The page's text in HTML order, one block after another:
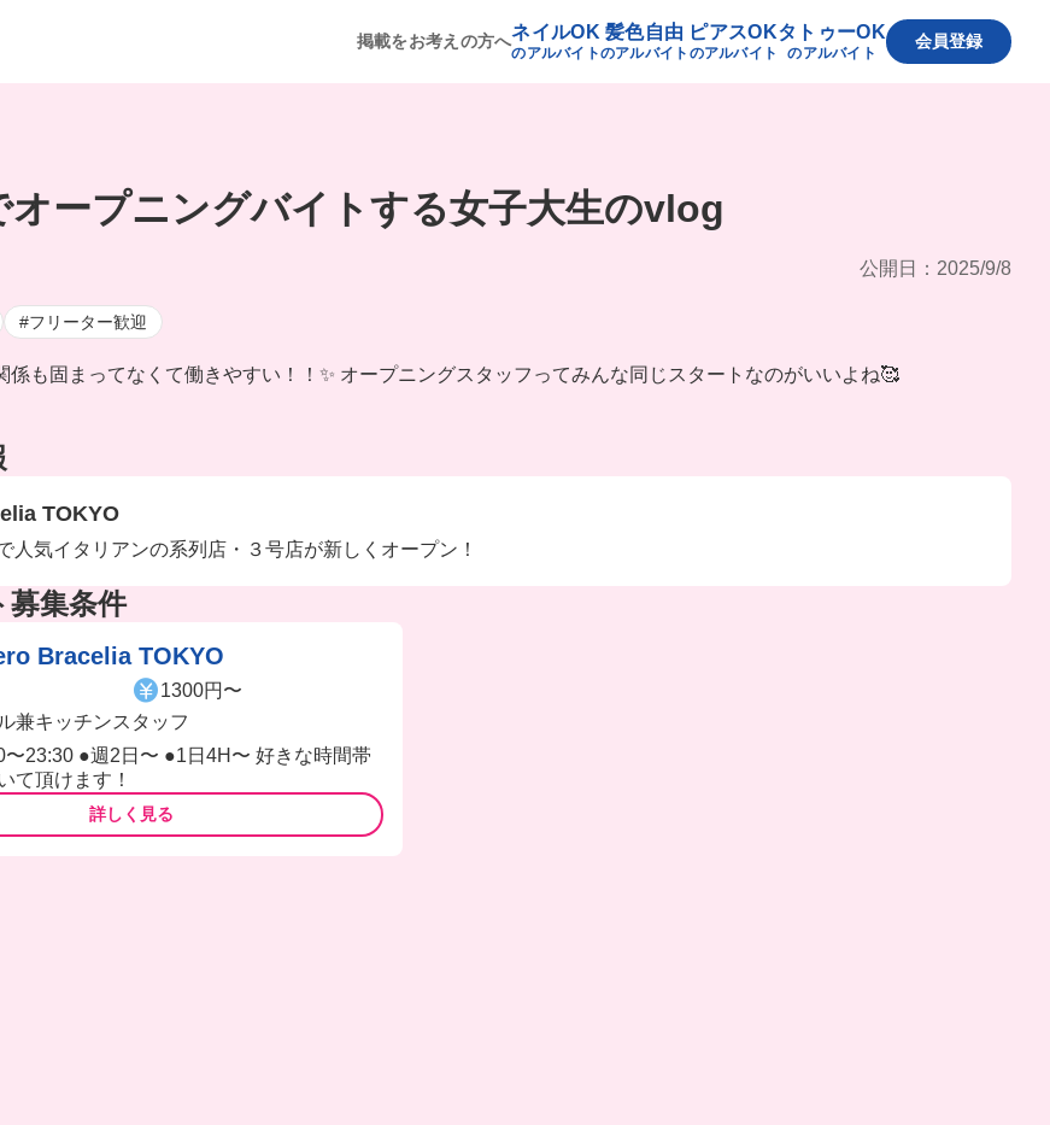
掲載をお考えの方へネイルOK
のアルバイト
髪色自由
のアルバイト
ピアスOK
のアルバイト
タトゥーOK
のアルバイト
会員登録
ープニングバイトする女子大生のvlog
公開日：2025/9/8
#フリーター歓迎
も固まってなくて働きやすい！！✨ オープニングスタッフってみんな同じスタートなのがいいよね🥰
TOKYO
人気イタリアンの系列店・３号店が新しくオープン！
募集条件
Bracelia TOKYO
1300円〜
兼キッチンスタッフ
〜23:30 ●週2日〜 ●1日4H〜 好きな時間帯
て頂けます！
詳しく見る